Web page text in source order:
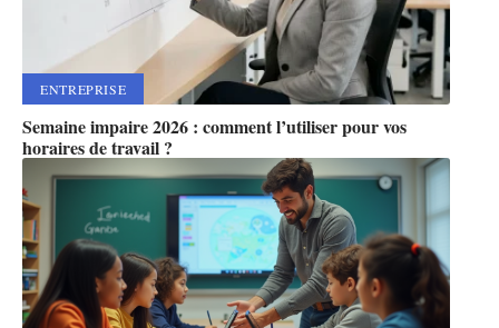
ENTREPRISE
Semaine impaire 2026 : comment l’utiliser pour vos
horaires de travail ?